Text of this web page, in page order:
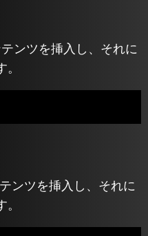
ンツを挿入し、それに
ンツを挿入し、それに